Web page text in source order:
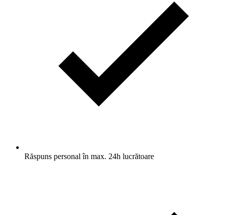
Răspuns personal în max. 24h lucrătoare